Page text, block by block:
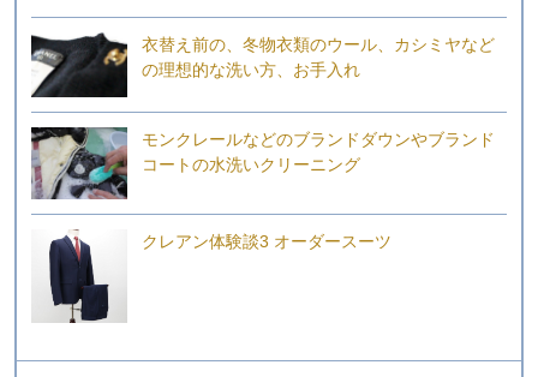
衣替え前の、冬物衣類のウール、カシミヤなど
の理想的な洗い方、お手入れ
モンクレールなどのブランドダウンやブランド
コートの水洗いクリーニング
クレアン体験談3 オーダースーツ